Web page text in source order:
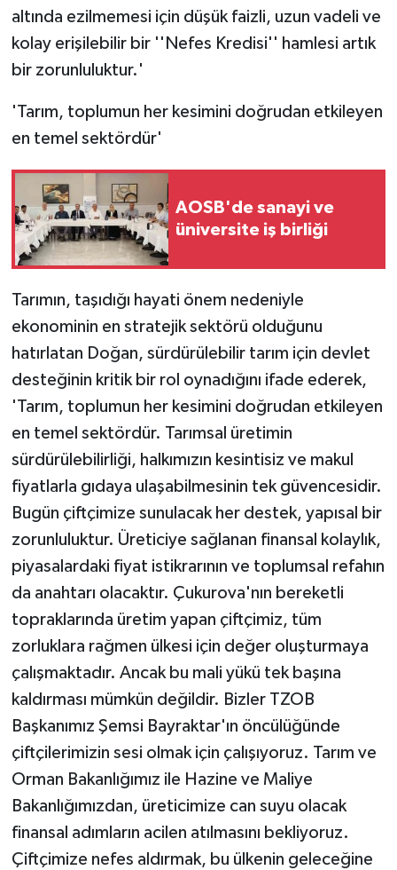
altında ezilmemesi için düşük faizli, uzun vadeli ve
kolay erişilebilir bir ''Nefes Kredisi'' hamlesi artık
bir zorunluluktur.'
'Tarım, toplumun her kesimini doğrudan etkileyen
en temel sektördür'
AOSB'de sanayi ve
üniversite iş birliği
Tarımın, taşıdığı hayati önem nedeniyle
ekonominin en stratejik sektörü olduğunu
hatırlatan Doğan, sürdürülebilir tarım için devlet
desteğinin kritik bir rol oynadığını ifade ederek,
'Tarım, toplumun her kesimini doğrudan etkileyen
en temel sektördür. Tarımsal üretimin
sürdürülebilirliği, halkımızın kesintisiz ve makul
fiyatlarla gıdaya ulaşabilmesinin tek güvencesidir.
Bugün çiftçimize sunulacak her destek, yapısal bir
zorunluluktur. Üreticiye sağlanan finansal kolaylık,
piyasalardaki fiyat istikrarının ve toplumsal refahın
da anahtarı olacaktır. Çukurova'nın bereketli
topraklarında üretim yapan çiftçimiz, tüm
zorluklara rağmen ülkesi için değer oluşturmaya
çalışmaktadır. Ancak bu mali yükü tek başına
kaldırması mümkün değildir. Bizler TZOB
Başkanımız Şemsi Bayraktar'ın öncülüğünde
çiftçilerimizin sesi olmak için çalışıyoruz. Tarım ve
Orman Bakanlığımız ile Hazine ve Maliye
Bakanlığımızdan, üreticimize can suyu olacak
finansal adımların acilen atılmasını bekliyoruz.
Çiftçimize nefes aldırmak, bu ülkenin geleceğine